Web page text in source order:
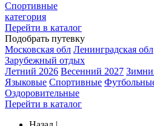
Спортивные
категория
Перейти в каталог
Подобрать путевку
Московская обл Ленинградская обл
Зарубежный отдых
Летний 2026 Весенний 2027
Языковые Спортивные
Оздоровительные
Перейти в каталог